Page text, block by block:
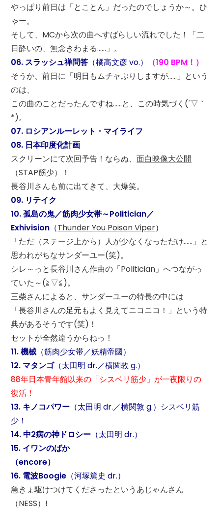
やっぱり前日は「とことん」だったのでしょうか～。ひ
ゃー。
そして、MCから次の曲へすばらしい流れでした！「二
日酔いの、無念きわまる……」。
06. スラッシュ禅問答 （橘高文彦 vo.）
（190 BPM！）
そうか、前日に「明日もムチャぶりしますが……」という
のは、
この曲のことだったんですね……と、この時気づく(´▽｀
*)。
07. ロシアンルーレット・マイライフ
08. 日本印度化計画
スクリーンにて次回予告！ならぬ、面白映像大公開
（STAP筋少）！
長谷川さんも前に出てきて、大爆笑。
09. リテイク
10. 孤島の鬼／筋肉少女帯～Politician／
Exhivision （Thunder You Poison Viper）
「ただ（ステージ上から）人が少なくなっただけ……」と
思われがちなサンダーユー(笑)。
シレ～っと長谷川さん作曲の「Politician」へつながっ
ていた～(≧▽≦)。
三柴さんによると、サンダーユーの特長の中には
「長谷川さんの足元もよく見えてニコニコ！」という特
典があるそうです(笑)！
セットが全然違うからねっ！
11. 機械 （筋肉少女帯／妖精帝國）
12. マタンゴ（太田明 dr.／横関敦 g.）
88年日本青年館以来の「シスベリ筋少」が一夜限りの
復活！
13. キノコパワー （太田明 dr.／横関敦 g.）シスベリ筋
少！
14. 中2病の神ドロシー （太田明 dr.）
15. イワンのばか
（encore）
16. 電波Boogie （河塚篤史 dr.）
急きょ駆けつけてくださったというあじゃんさん
（NESS）!